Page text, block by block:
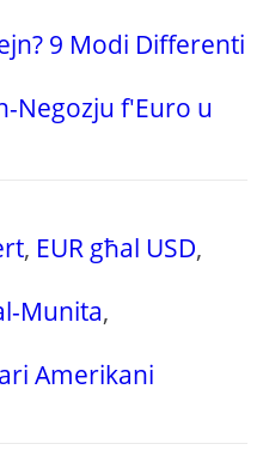
9 Modi Differenti
Negozju f'Euro u
, EUR għal USD,
Munita,
Amerikani